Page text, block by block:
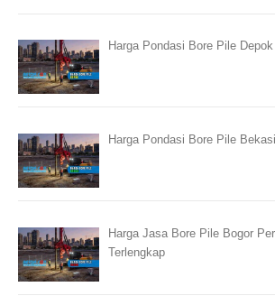
Harga Pondasi Bore Pile
Harga Pondasi Bore Pile
Harga Jasa Bore Pile Bogor
Terlengkap